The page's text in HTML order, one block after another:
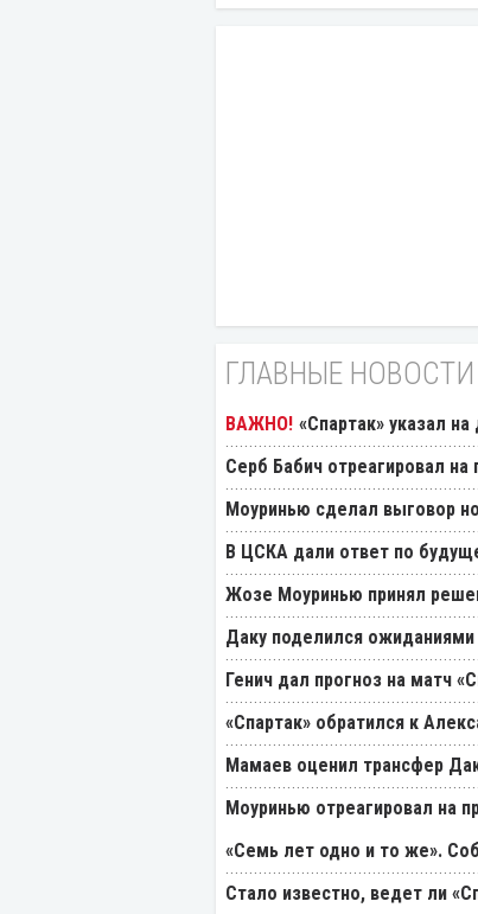
ГЛАВНЫЕ НОВОСТИ
«Спартак» указал
Серб Бабич отреагировал на
Моуринью сделал выговор
В ЦСКА дали ответ по
Жозе Моуринью принял
Даку поделился ожиданиями
Генич дал прогноз на матч
«Спартак» обратился к
Мамаев оценил трансфер
Моуринью отреагировал на
«Семь лет одно и то же».
Стало известно, ведет ли